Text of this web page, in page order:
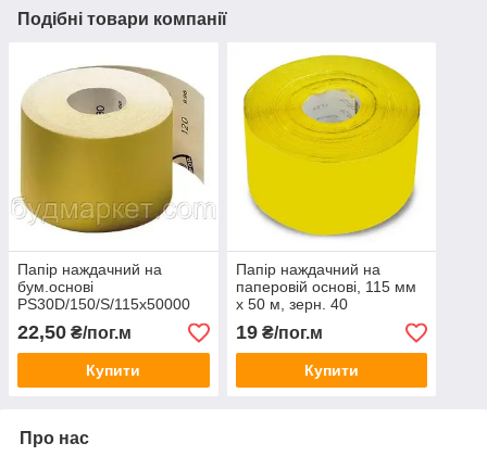
Подібні товари компанії
Папір наждачний на
бум.основі
PS30D/150/S/115x50000
KLINGSPOR 174092
22,50 ₴/пог.м
Купити
Папір наждачний на
паперовій основі, 115 мм
х 50 м, зерн. 40
19₴/пог.м
Купити
Про нас